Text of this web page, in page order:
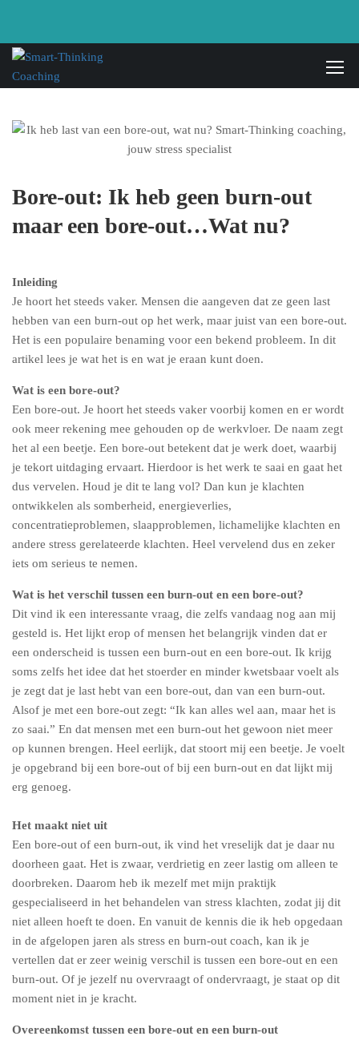
Bore-out: Ik heb geen burn-out
maar een bore-out…Wat nu?
Inleiding
Je hoort het steeds vaker. Mensen die aangeven dat ze geen last
hebben van een burn-out op het werk, maar juist van een bore-out.
Het is een populaire benaming voor een bekend probleem. In dit
artikel lees je wat het is en wat je eraan kunt doen.
Wat is een bore-out?
Een bore-out. Je hoort het steeds vaker voorbij komen en er wordt
ook meer rekening mee gehouden op de werkvloer. De naam zegt
het al een beetje. Een bore-out betekent dat je werk doet, waarbij
je tekort uitdaging ervaart. Hierdoor is het werk te saai en gaat het
dus vervelen. Houd je dit te lang vol? Dan kun je klachten
ontwikkelen als somberheid, energieverlies,
concentratieproblemen, slaapproblemen, lichamelijke klachten en
andere stress gerelateerde klachten. Heel vervelend dus en zeker
iets om serieus te nemen.
Wat is het verschil tussen een burn-out en een bore-out?
Dit vind ik een interessante vraag, die zelfs vandaag nog aan mij
gesteld is. Het lijkt erop of mensen het belangrijk vinden dat er
een onderscheid is tussen een burn-out en een bore-out. Ik krijg
soms zelfs het idee dat het stoerder en minder kwetsbaar voelt als
je zegt dat je last hebt van een bore-out, dan van een burn-out.
Alsof je met een bore-out zegt: “Ik kan alles wel aan, maar het is
zo saai.” En dat mensen met een burn-out het gewoon niet meer
op kunnen brengen. Heel eerlijk, dat stoort mij een beetje. Je voelt
je opgebrand bij een bore-out of bij een burn-out en dat lijkt mij
erg genoeg.
Het maakt niet uit
Een bore-out of een burn-out, ik vind het vreselijk dat je daar nu
doorheen gaat. Het is zwaar, verdrietig en zeer lastig om alleen te
doorbreken. Daarom heb ik mezelf met mijn praktijk
gespecialiseerd in het behandelen van stress klachten, zodat jij dit
niet alleen hoeft te doen. En vanuit de kennis die ik heb opgedaan
in de afgelopen jaren als stress en burn-out coach, kan ik je
vertellen dat er zeer weinig verschil is tussen een bore-out en een
burn-out. Of je jezelf nu overvraagt of ondervraagt, je staat op dit
moment niet in je kracht.
Overeenkomst tussen een bore-out en een burn-out